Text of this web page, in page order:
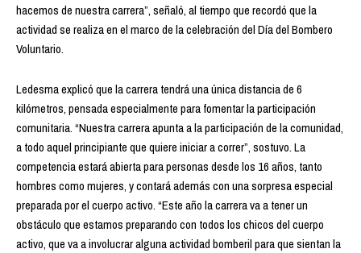
hacemos de nuestra carrera”, señaló, al tiempo que recordó que la
actividad se realiza en el marco de la celebración del Día del Bombero
Voluntario.
Ledesma explicó que la carrera tendrá una única distancia de 6
kilómetros, pensada especialmente para fomentar la participación
comunitaria. “Nuestra carrera apunta a la participación de la comunidad,
a todo aquel principiante que quiere iniciar a correr”, sostuvo. La
competencia estará abierta para personas desde los 16 años, tanto
hombres como mujeres, y contará además con una sorpresa especial
preparada por el cuerpo activo. “Este año la carrera va a tener un
obstáculo que estamos preparando con todos los chicos del cuerpo
activo, que va a involucrar alguna actividad bomberil para que sientan la